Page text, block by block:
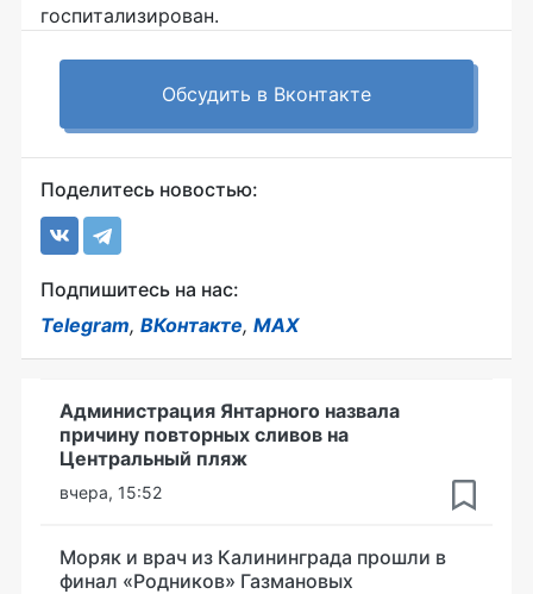
госпитализирован.
Обсудить в Вконтакте
Поделитесь новостью:
Подпишитесь на нас:
Telegram, ВКонтакте, MAX
Администрация Янтарного назвала
причину повторных сливов на
Центральный пляж
вчера, 15:52
Моряк и врач из Калининграда прошли в
финал «Родников» Газмановых